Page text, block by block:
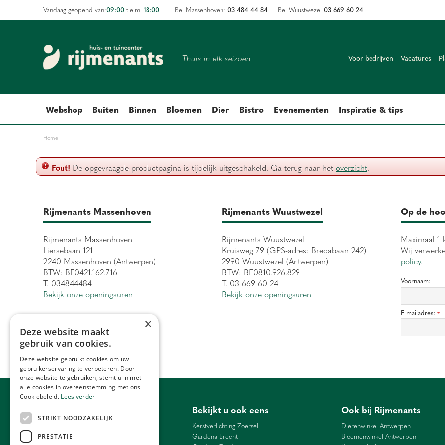
Home
Vandaag geopend van:09:00 t.e.m. 18:00
Thuis in elk seizoen Voor bedrijven Vacatures
Webshop Buiten Binnen Bloemen Dier Bistro Evenementen Inspiratie & tips
Bel Massenhoven: 03 484 44 84 Bel Wuustwezel 03 669 60 24
Fout! De opgevraagde productpagina is tijdelijk uitgeschakeld. Ga terug naar het overzicht.
Rijmenants Massenhoven
Rijmenants Massenhoven
Liersebaan 121
2240 Massenhoven (Antwerpen)
BTW: BE0421.162.716
T. 034844484
Bekijk onze openingsuren
Rijmenants Wuustwezel
Rijmenants Wuustwezel
Kruisweg 79 (GPS-adres: Bredabaan 242)
2990 Wuustwezel (Antwerpen)
BTW: BE0810.926.829
T. 03 669 60 24
Bekijk onze openingsuren
Op de
Maximaal 1
Wij
policy.
Voornaam:
E-mailadres: *
Bloemen Antwerpen
Bekijkt u ook eens
Kerstverlichting Zoersel
Gardena Brecht
Ook bij Rijmenants
Dierenwinkel Antwerpen
Bloemenwinkel Antwerpen
×
Deze website maakt
gebruik van cookies.
Deze website gebruikt cookies om uw
gebruikerservaring te verbeteren. Door
onze website te gebruiken, stemt u in met
alle cookies in overeenstemming met ons
Cookiebeleid. Lees verder
STRIKT NOODZAKELIJK
PRESTATIE